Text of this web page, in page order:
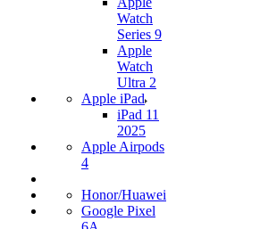
Watch
Series 9
Apple
Watch
Ultra 2
Apple iPad
iPad 11
2025
Apple Airpods
4
Honor/Huawei
Google Pixel